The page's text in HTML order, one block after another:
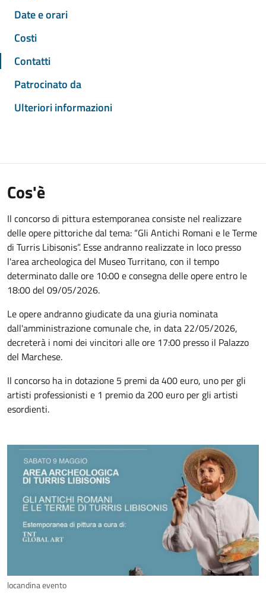
Date e orari
Costi
Contatti
Patrocinato da
Ulteriori informazioni
Cos'è
Il concorso di pittura estemporanea consiste nel realizzare
delle opere pittoriche dal tema: “Gli Antichi Romani e le Terme
di Turris Libisonis”. Esse andranno realizzate in loco presso
l'area archeologica del Museo Turritano, con il tempo
determinato dalle ore 10:00 e consegna delle opere entro le
18:00 del 09/05/2026.
Le opere andranno giudicate da una giuria nominata
dall'amministrazione comunale che, in data 22/05/2026,
decreterà i nomi dei vincitori alle ore 17:00 presso il Palazzo
del Marchese.
Il concorso ha in dotazione 5 premi da 400 euro, uno per gli
artisti professionisti e 1 premio da 200 euro per gli artisti
esordienti.
locandina evento